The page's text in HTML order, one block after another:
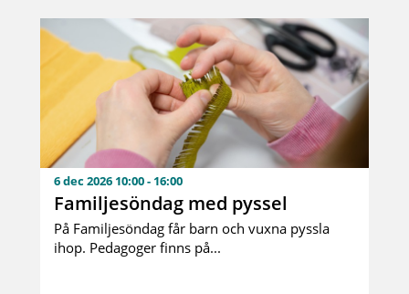
6 dec 2026 10:00 - 16:00
Familjesöndag med pyssel
På Familjesöndag får barn och vuxna pyssla
ihop. Pedagoger finns på...